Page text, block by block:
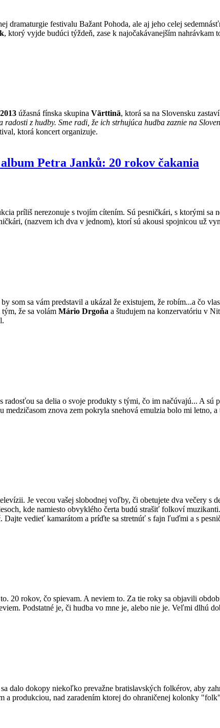
dramaturgie festivalu Bažant Pohoda, ale aj jeho celej
, ktorý vyjde budúci týždeň, zase k najočakávanejším nahrávkam
úžasná fínska skupina Värttinä, ktorá sa na Slovensku
z hudby. Sme radi, že ich strhujúca hudba zaznie na
ktorá koncert organizuje.
Petra Janků: 20 rokov čakania
príliš nerezonuje s tvojím cítením. Sú pesničkári, s ktorými
(nazvem ich dva v jednom), ktorí sú akousi spojnicou už
som sa vám predstavil a ukázal že existujem, že robím...a čo
že sa volám Mário Drgoňa a študujem na konzervatóriu v
radosťou sa delia o svoje produkty s tými, čo im načúvajú... A
znova zem pokryla snehová emulzia bolo mi letno,
Je vecou vašej slobodnej voľby, či obetujete dva večery s
kde namiesto obvyklého čerta budú strašiť folkoví
vedieť kamarátom a príďte sa stretnúť s fajn ľuďmi a s
20 rokov, čo spievam. A neviem to. Za tie roky sa objavili
Podstatné je, či hudba vo mne je, alebo nie je. Veľmi dlhú
dalo dokopy niekoľko prevažne bratislavských folkérov, aby
a produkciou, nad zaradením ktorej do ohraničenej kolonky